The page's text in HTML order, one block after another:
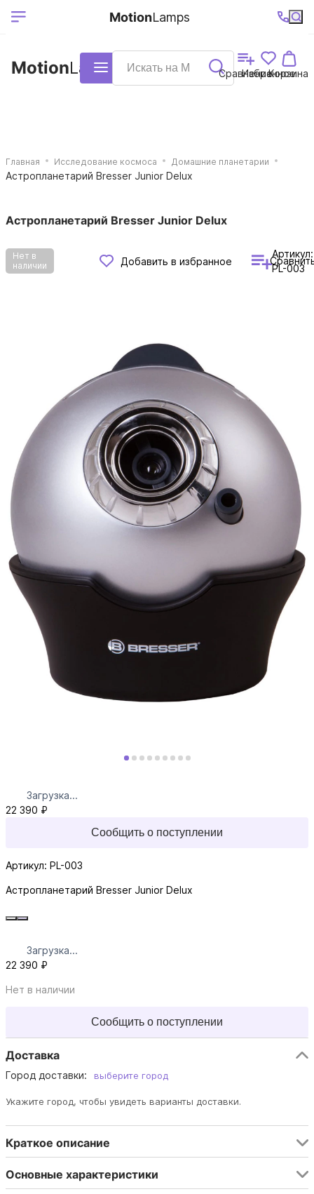
Ваш регион
Выберите ваш
+7 (495)740-
38-68
График
работы
MotionLamps Каталог Сравнение
Избранное
Корзина
MotionLamps
Главная Исследование космоса Домашние планетарии
Астропланетарий Bresser Junior Delux
Астропланетарий Bresser Junior Delux
Нет в
наличии
Добавить в избранное
Артикул:
PL-003
Загрузка...
22 390 ₽
Сообщить о поступлении
Артикул: PL-003
Астропланетарий Bresser Junior Delux
Загрузка...
22 390 ₽
Нет в наличии
Сообщить о поступлении
Доставка
Город доставки: выберите город
Укажите город, чтобы увидеть варианты доставки.
Краткое описание
Основные характеристики